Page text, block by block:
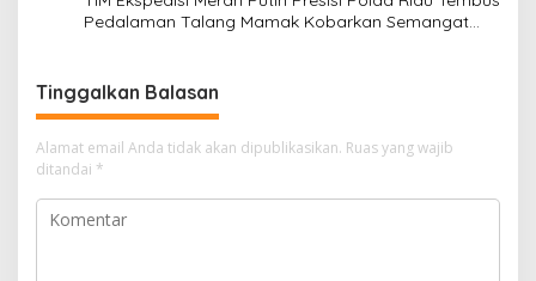
Riau
Pedalaman Talang Mamak Kobarkan Semangat
Tinggalkan Balasan
Alamat email Anda tidak akan dipublikasikan. Ruas yang wajib
ditandai *